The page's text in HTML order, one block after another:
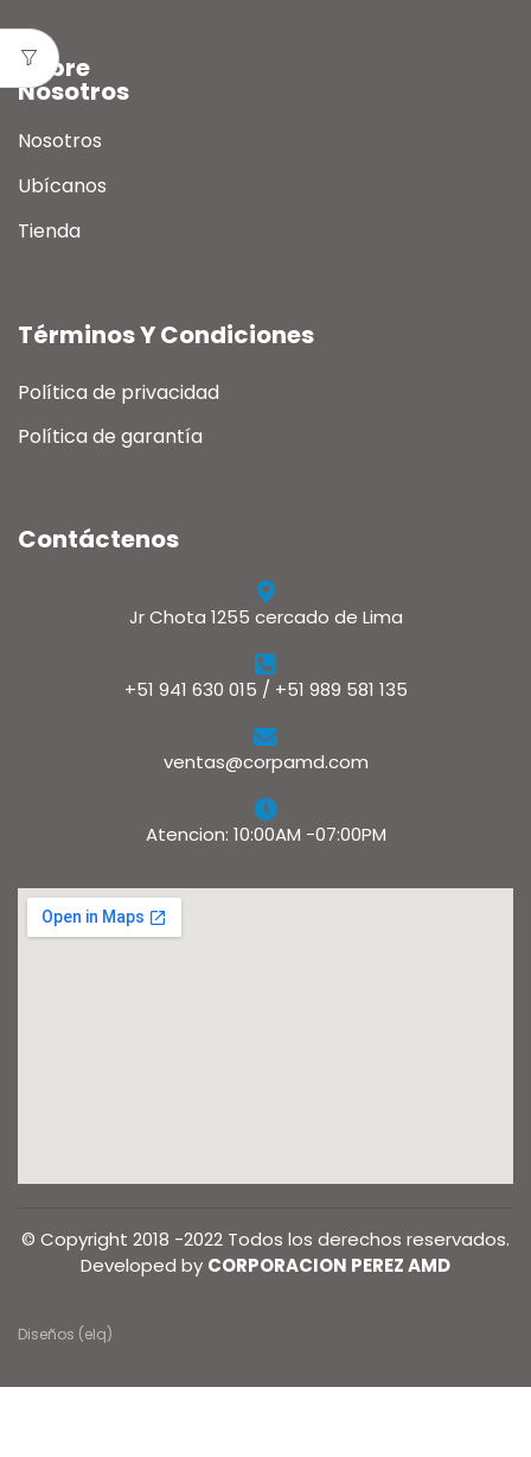
Sobre
Nosotros
Nosotros
Ubícanos
Tienda
Términos Y Condiciones
Política de privacidad
Política de garantía
Contáctenos
Jr Chota 1255 cercado de Lima
+51 941 630 015 / +51 989 581 135
ventas@corpamd.com
Atencion: 10:00AM -07:00PM
© Copyright 2018 -2022 Todos los derechos reservados.
Developed by CORPORACION PEREZ AMD
Diseños (elq)